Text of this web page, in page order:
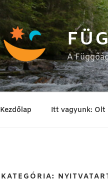
A
Kezdőlap Itt vagyunk: Olt
KATEGÓRIA: